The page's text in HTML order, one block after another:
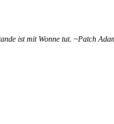
ist mit Wonne tut. ~Patch